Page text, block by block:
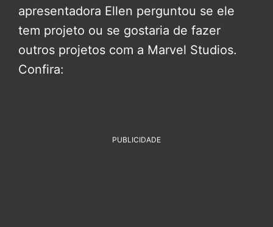
apresentadora Ellen perguntou se ele
tem projeto ou se gostaria de fazer
outros projetos com a Marvel Studios.
Confira:
PUBLICIDADE